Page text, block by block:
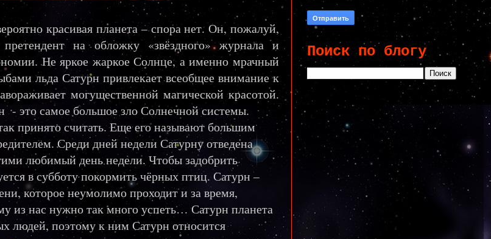
красивая планета – спора нет. Он, пожалуй,
на обложку «звёздного» журнала и
Не яркое жаркое Солнце, а именно мрачный
льда Сатурн привлекает всеобщее внимание к
могущественной магической красотой.
это самое большое зло Солнечной системы.
принято считать. Еще его называют большим
Среди дней недели Сатурну отведена
любимый день недели. Чтобы задобрить
в субботу покормить чёрных птиц. Сатурн –
которое неумолимо проходит и за время,
из нас нужно так много успеть… Сатурн планета
людей, поэтому к ним Сатурн относится
Поиск по блогу